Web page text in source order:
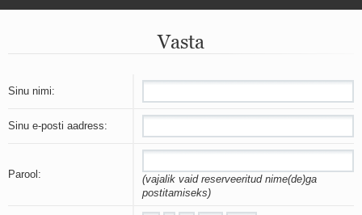
Ahtumine
Mu isamaa on minu arm
Ih-ih-hii ja ah-ah-haa
Päikeselapsed
Laul võimalusest
Nii vaikseks kõik on jäänud
Mis saab sellest loomusevalust
Vasta
Sinu nimi:
Sinu e-posti aadress:
Parool:
(vajalik vaid reserveeritud nime(de)ga
postitamiseks)